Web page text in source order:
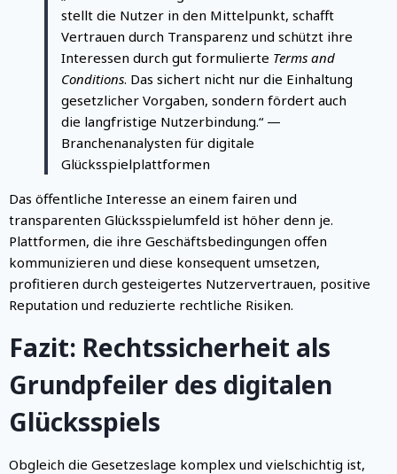
stellt die Nutzer in den Mittelpunkt, schafft
Vertrauen durch Transparenz und schützt ihre
Interessen durch gut formulierte Terms and
Conditions. Das sichert nicht nur die Einhaltung
gesetzlicher Vorgaben, sondern fördert auch
die langfristige Nutzerbindung.“ —
Branchenanalysten für digitale
Glücksspielplattformen
Das öffentliche Interesse an einem fairen und
transparenten Glücksspielumfeld ist höher denn je.
Plattformen, die ihre Geschäftsbedingungen offen
kommunizieren und diese konsequent umsetzen,
profitieren durch gesteigertes Nutzervertrauen, positive
Reputation und reduzierte rechtliche Risiken.
Fazit: Rechtssicherheit als
Grundpfeiler des digitalen
Glücksspiels
Obgleich die Gesetzeslage komplex und vielschichtig ist,